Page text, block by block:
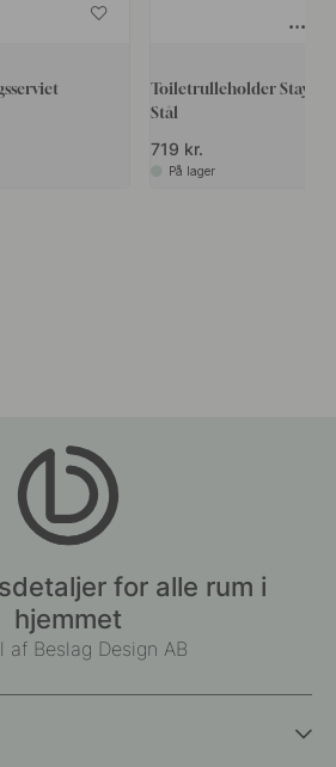
Toiletrulleholder Stay -
Stål
719 kr.
På lager
for alle rum i
hjemmet
af Beslag Design AB